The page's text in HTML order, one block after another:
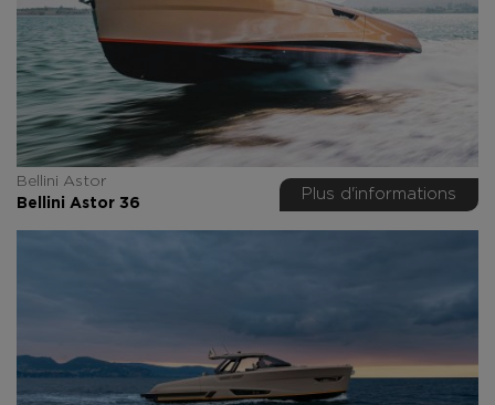
Bellini Astor
Bellini Astor 36
Plus d'informations